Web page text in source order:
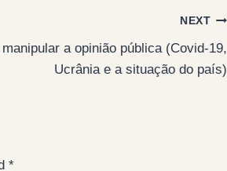
NEXT
manipular a opinião pública (Covid-19,
Ucrânia e a situação do país)
*